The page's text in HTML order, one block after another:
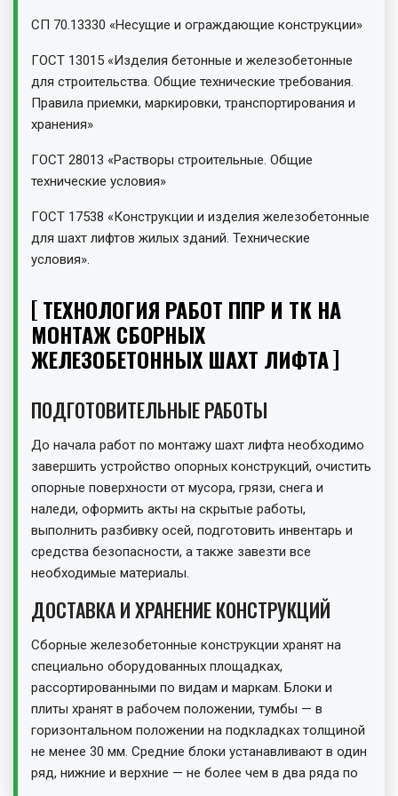
СП 70.13330 «Несущие и ограждающие конструкции»
ГОСТ 13015 «Изделия бетонные и железобетонные
для строительства. Общие технические требования.
Правила приемки, маркировки, транспортирования и
хранения»
ГОСТ 28013 «Растворы строительные. Общие
технические условия»
ГОСТ 17538 «Конструкции и изделия железобетонные
для шахт лифтов жилых зданий. Технические
условия».
ТЕХНОЛОГИЯ РАБОТ ППР И ТК НА
МОНТАЖ СБОРНЫХ
ЖЕЛЕЗОБЕТОННЫХ ШАХТ ЛИФТА
ПОДГОТОВИТЕЛЬНЫЕ РАБОТЫ
До начала работ по монтажу шахт лифта необходимо
завершить устройство опорных конструкций, очистить
опорные поверхности от мусора, грязи, снега и
наледи, оформить акты на скрытые работы,
выполнить разбивку осей, подготовить инвентарь и
средства безопасности, а также завезти все
необходимые материалы.
ДОСТАВКА И ХРАНЕНИЕ КОНСТРУКЦИЙ
Сборные железобетонные конструкции хранят на
специально оборудованных площадках,
рассортированными по видам и маркам. Блоки и
плиты хранят в рабочем положении, тумбы — в
горизонтальном положении на подкладках толщиной
не менее 30 мм. Средние блоки устанавливают в один
ряд, нижние и верхние — не более чем в два ряда по